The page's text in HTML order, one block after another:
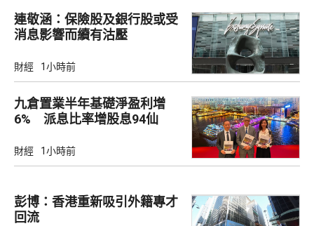
連敬涵：保險股及銀行股或受
消息影響而續有沽壓
財經 1小時前
九倉置業半年基礎淨盈利增
6% 派息比率增股息94仙
財經 1小時前
彭博：香港重新吸引外籍專才
回流